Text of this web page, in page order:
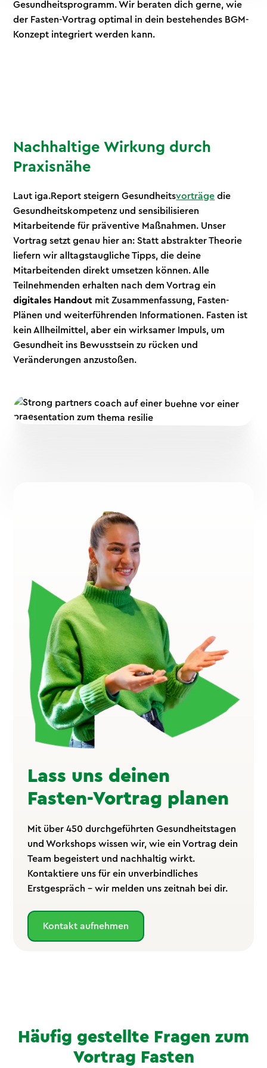
Gesundheitsprogramm. Wir beraten dich gerne, wie
der Fasten-Vortrag optimal in dein bestehendes BGM-
Konzept integriert werden kann.
Nachhaltige Wirkung durch
Praxisnähe
Laut iga.Report steigern Gesundheitsvorträge die
Gesundheitskompetenz und sensibilisieren
Mitarbeitende für präventive Maßnahmen. Unser
Vortrag setzt genau hier an: Statt abstrakter Theorie
liefern wir alltagstaugliche Tipps, die deine
Mitarbeitenden direkt umsetzen können. Alle
Teilnehmenden erhalten nach dem Vortrag ein
digitales Handout mit Zusammenfassung, Fasten-
Plänen und weiterführenden Informationen. Fasten ist
kein Allheilmittel, aber ein wirksamer Impuls, um
Gesundheit ins Bewusstsein zu rücken und
Veränderungen anzustoßen.
Lass uns deinen
Fasten-Vortrag planen
Mit über 450 durchgeführten Gesundheitstagen
und Workshops wissen wir, wie ein Vortrag dein
Team begeistert und nachhaltig wirkt.
Kontaktiere uns für ein unverbindliches
Erstgespräch – wir melden uns zeitnah bei dir.
Kontakt aufnehmen
Häufig gestellte Fragen zum
Vortrag Fasten